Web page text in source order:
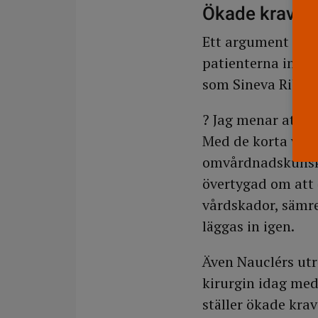
Ökade krav
Ett argument
patienterna inte
som Sineva
? Jag menar att
Med de korta
övertygad om
vårdskador,
läggas in igen.
Även Nauclérs
kirurgin idag
ställer ökade